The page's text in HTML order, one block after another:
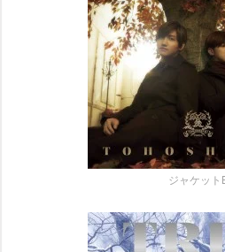
ジャケット